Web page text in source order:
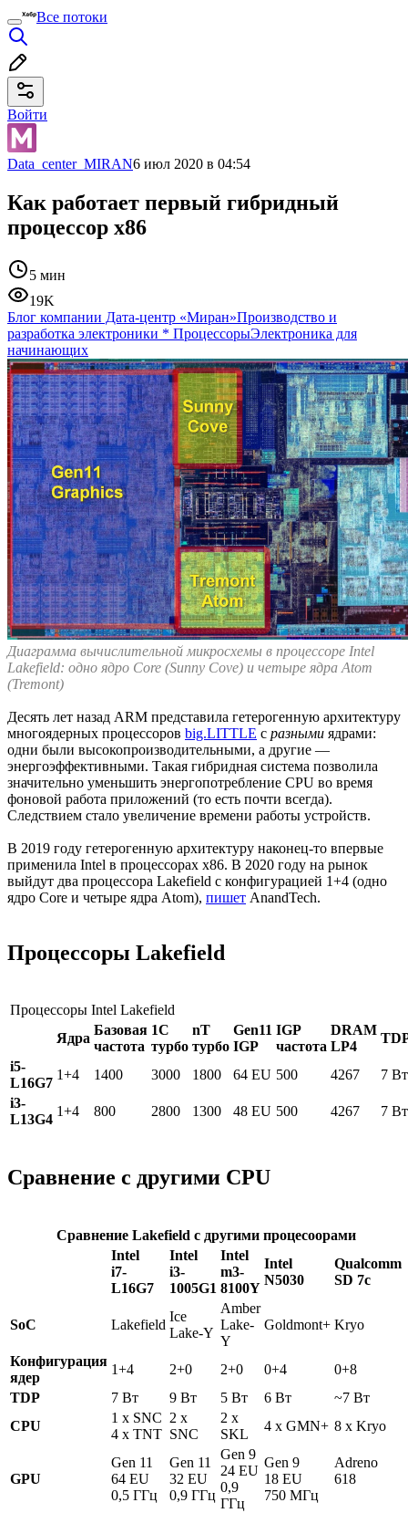
Все потоки
Войти
Data_center_MIRAN6 июл 2020 в 04:54
Как работает первый гибридный
процессор x86
5 мин
19K
Блог компании Дата-центр «Миран»Производство и
разработка электроники * ПроцессорыЭлектроника для
начинающих
Диаграмма вычислительной микросхемы в процессоре Intel
Lakefield: одно ядро Core (Sunny Cove) и четыре ядра Atom
(Tremont)
Десять лет назад ARM представила гетерогенную архитектуру
многоядерных процессоров big.LITTLE с разными ядрами:
одни были высокопроизводительными, а другие —
энергоэффективными. Такая гибридная система позволила
значительно уменьшить энергопотребление CPU во время
фоновой работа приложений (то есть почти всегда).
Следствием стало увеличение времени работы устройств.
В 2019 году гетерогенную архитектуру наконец-то впервые
применила Intel в процессорах x86. В 2020 году на рынок
выйдут два процессора Lakefield с конфигурацией 1+4 (одно
ядро Core и четыре ядра Atom), пишет AnandTech.
Процессоры Lakefield
Процессоры Intel Lakefield
Ядра
Базовая
частота
1С
турбо
nT
турбо
Gen11
IGP
IGP
частота
DRAM
LP4
i5-
L16G7
1+4 1400 3000 1800 64 EU 500 4267
7 Вт
i3-
L13G4
1+4 800 2800 1300 48 EU 500 4267 7 Вт
Сравнение с другими CPU
Сравнение Lakefield с другими процесоорами
Intel
i7-
L16G7
Intel
i3-
1005G1
Intel
m3-
8100Y
Intel
N5030
Qualcomm
SD 7c
SoC Lakefield
Ice
Lake-Y
Amber
Lake-
Y
Goldmont+ Kryo
Конфигурация
ядер
1+4 2+0 2+0 0+4
0+8
TDP
7 Вт 9 Вт 5 Вт 6 Вт
~7 Вт
CPU
1 x SNC
4 x TNT
2 x
SNC
2 x
SKL
4 x GMN+ 8 x Kryo
GPU
Gen 11
64 EU
0,5 ГГц
Gen 11
32 EU
0,9 ГГц
Gen 9
24 EU
0,9
ГГц
Gen 9
18 EU
750 МГц
Adreno
618